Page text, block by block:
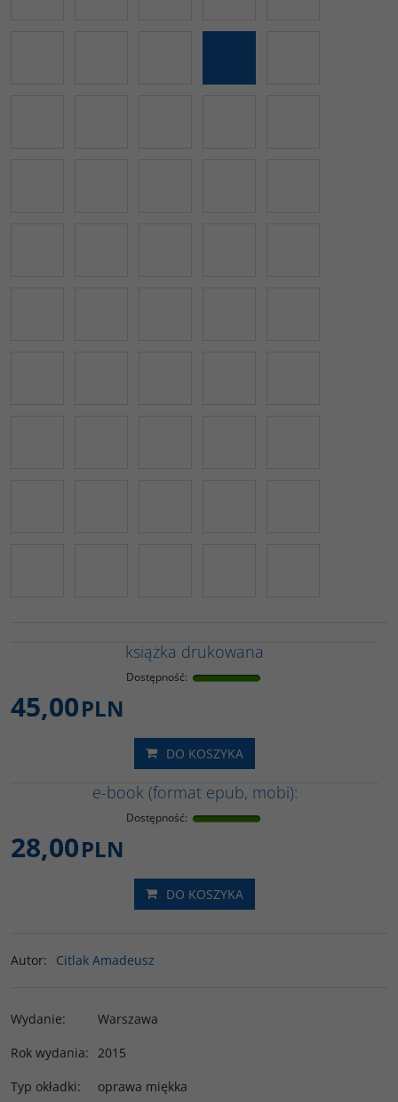
książka drukowana
Dostępność:
45,00PLN
DO KOSZYKA
e-book (format epub, mobi):
Dostępność:
28,00PLN
DO KOSZYKA
Autor: Citlak Amadeusz
Wydanie:
Warszawa
Rok wydania: 2015
Typ okładki:
oprawa miękka